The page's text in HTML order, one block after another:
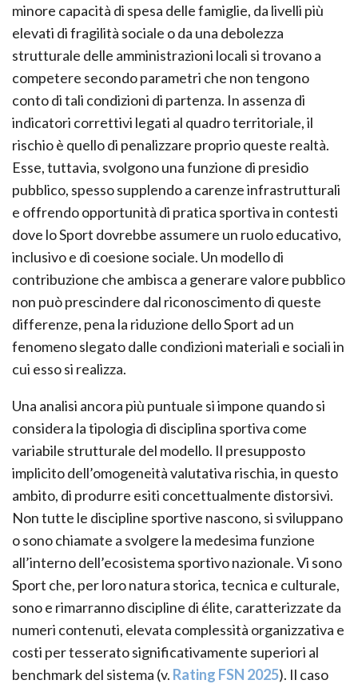
minore capacità di spesa delle famiglie, da livelli più
elevati di fragilità sociale o da una debolezza
strutturale delle amministrazioni locali si trovano a
competere secondo parametri che non tengono
conto di tali condizioni di partenza. In assenza di
indicatori correttivi legati al quadro territoriale, il
rischio è quello di penalizzare proprio queste realtà.
Esse, tuttavia, svolgono una funzione di presidio
pubblico, spesso supplendo a carenze infrastrutturali
e offrendo opportunità di pratica sportiva in contesti
dove lo Sport dovrebbe assumere un ruolo educativo,
inclusivo e di coesione sociale. Un modello di
contribuzione che ambisca a generare valore pubblico
non può prescindere dal riconoscimento di queste
differenze, pena la riduzione dello Sport ad un
fenomeno slegato dalle condizioni materiali e sociali in
cui esso si realizza.
Una analisi ancora più puntuale si impone quando si
considera la tipologia di disciplina sportiva come
variabile strutturale del modello. Il presupposto
implicito dell’omogeneità valutativa rischia, in questo
ambito, di produrre esiti concettualmente distorsivi.
Non tutte le discipline sportive nascono, si sviluppano
o sono chiamate a svolgere la medesima funzione
all’interno dell’ecosistema sportivo nazionale. Vi sono
Sport che, per loro natura storica, tecnica e culturale,
sono e rimarranno discipline di élite, caratterizzate da
numeri contenuti, elevata complessità organizzativa e
costi per tesserato significativamente superiori al
benchmark del sistema (v. Rating FSN 2025). Il caso